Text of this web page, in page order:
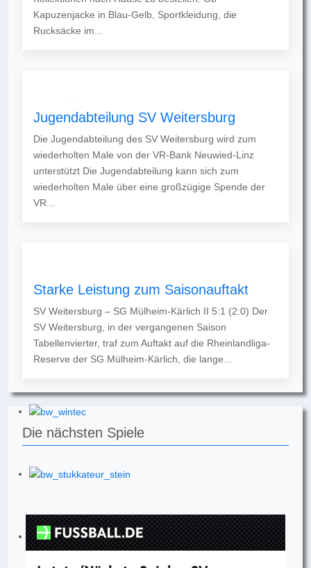
Kapuzenjacke in Blau-Gelb, Sportkleidung, die
Rucksäcke im...
Jugendabteilung SV Weitersburg
Die Jugendabteilung des SV Weitersburg wird zum
wiederholten Male von der VR-Bank Neuwied-Linz
unterstützt Die Jugendabteilung kann sich zum
wiederholten Male über eine großzügige Spende der
VR...
Starke Leistung zum Saisonauftakt
SV Weitersburg – SG Mülheim-Kärlich II 5:1 (2:0) Der
SV Weitersburg, in der vergangenen Saison
Tabellenvierter, traf zum Auftakt auf die Rheinlandliga-
Reserve der SG Mülheim-Kärlich, die lange...
Die nächsten Spiele